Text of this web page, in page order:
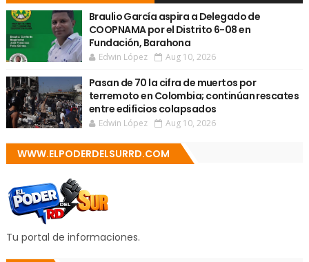
Braulio García aspira a Delegado de
COOPNAMA por el Distrito 6-08 en
Fundación, Barahona
Edwin López Aug 10, 2026
Pasan de 70 la cifra de muertos por
terremoto en Colombia; continúan rescates
entre edificios colapsados
Edwin López Aug 10, 2026
WWW.ELPODERDELSURRD.COM
Tu portal de informaciones.